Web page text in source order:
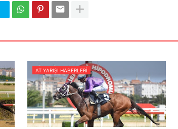
AT YARIŞI HABERLERI